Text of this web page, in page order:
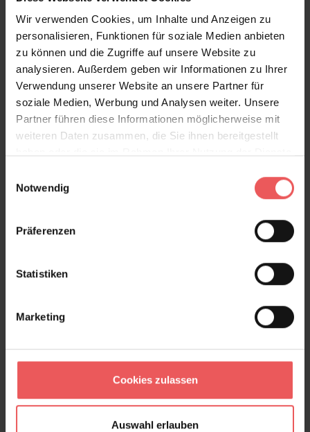
Wir verwenden Cookies, um Inhalte und Anzeigen zu
personalisieren, Funktionen für soziale Medien anbieten
zu können und die Zugriffe auf unsere Website zu
analysieren. Außerdem geben wir Informationen zu Ihrer
Verwendung unserer Website an unsere Partner für
soziale Medien, Werbung und Analysen weiter. Unsere
Partner führen diese Informationen möglicherweise mit
weiteren Daten zusammen, die Sie ihnen bereitgestellt
Notwendig
Präferenzen
Statistiken
Marketing
Cookies zulassen
Auswahl erlauben
Oblique, col. 06
173,00 €